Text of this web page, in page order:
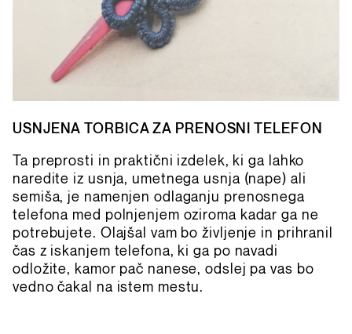
USNJENA TORBICA ZA PRENOSNI TELEFON
Ta preprosti in praktični izdelek, ki ga lahko
naredite iz usnja, umetnega usnja (nape) ali
semiša, je namenjen odlaganju prenosnega
telefona med polnjenjem oziroma kadar ga ne
potrebujete. Olajšal vam bo življenje in prihranil
čas z iskanjem telefona, ki ga po navadi
odložite, kamor pač nanese, odslej pa vas bo
vedno čakal na istem mestu.